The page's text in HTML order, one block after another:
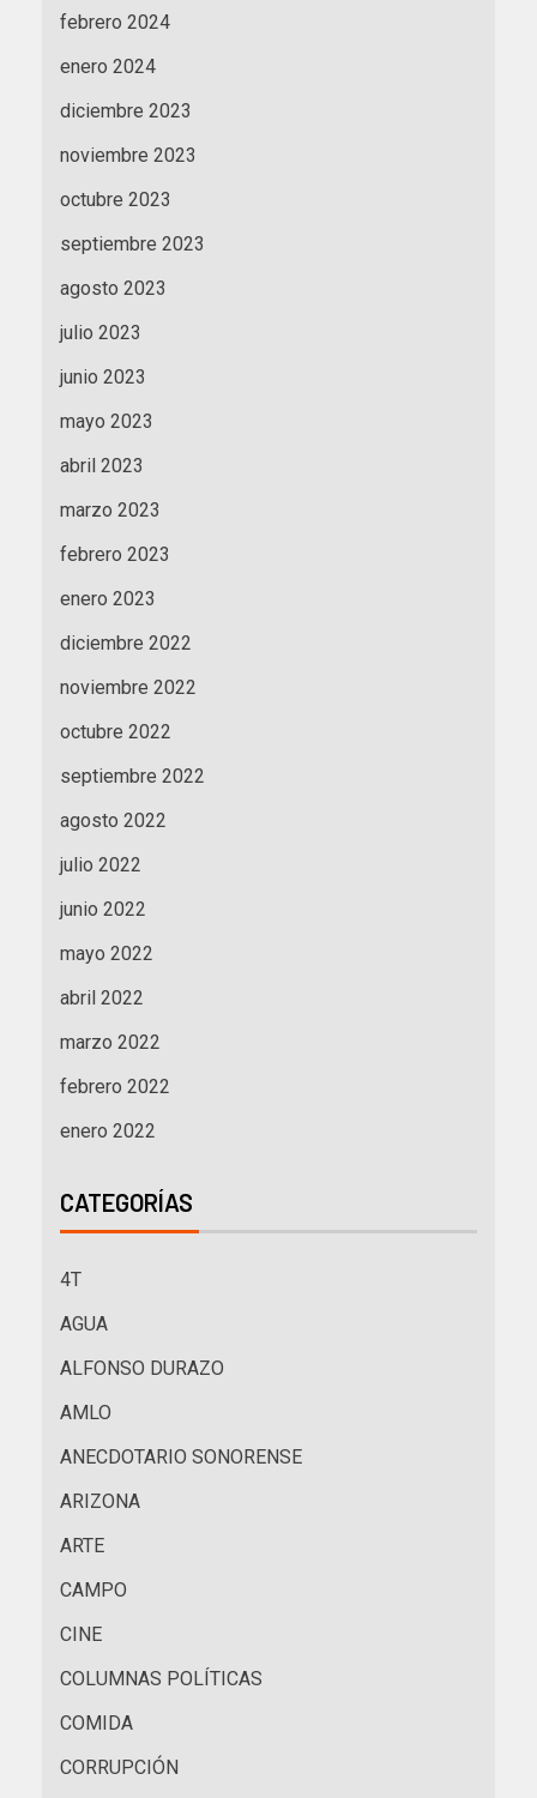
febrero 2024
enero 2024
diciembre 2023
noviembre 2023
octubre 2023
septiembre 2023
agosto 2023
julio 2023
junio 2023
mayo 2023
abril 2023
marzo 2023
febrero 2023
enero 2023
diciembre 2022
noviembre 2022
octubre 2022
septiembre 2022
agosto 2022
julio 2022
junio 2022
mayo 2022
abril 2022
marzo 2022
febrero 2022
enero 2022
CATEGORÍAS
4T
AGUA
ALFONSO DURAZO
AMLO
ANECDOTARIO SONORENSE
ARIZONA
ARTE
CAMPO
CINE
COLUMNAS POLÍTICAS
COMIDA
CORRUPCIÓN